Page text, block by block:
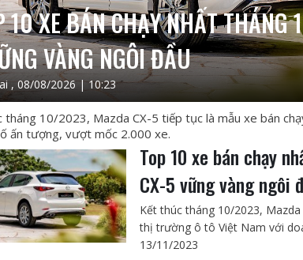
10 XE BÁN CHẠY NHẤT
VÀNG NGÔI ĐẦU
, 08/08/2026 | 10:23
tháng 10/2023, Mazda CX-5 tiếp tục là mẫu xe bán
ấn tượng, vượt mốc 2.000 xe.
Top 10 xe bán chạy
CX-5 vững vàng ngôi
Kết thúc tháng 10/2023,
thị trường ô tô Việt Nam với
13/11/2023